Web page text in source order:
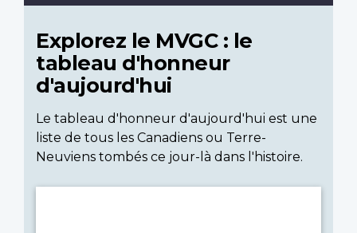
Explorez le MVGC : le
tableau d'honneur
d'aujourd'hui
Le tableau d'honneur d'aujourd'hui est une
liste de tous les Canadiens ou Terre-
Neuviens tombés ce jour-là dans l'histoire.